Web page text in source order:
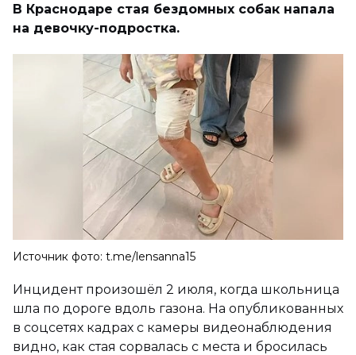
В Краснодаре стая бездомных собак напала
на девочку-подростка.
Источник фото: t.me/lensanna15
Инцидент произошёл 2 июля, когда школьница
шла по дороге вдоль газона. На опубликованных
в соцсетях кадрах с камеры видеонаблюдения
видно, как стая сорвалась с места и бросилась